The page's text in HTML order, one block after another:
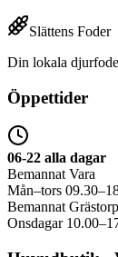
Slättens Foder
Din lokala
Öppettider
06-22 alla dagar
Bemannat Vara
Mån–tors
Bemannat Grästorp
Onsdagar